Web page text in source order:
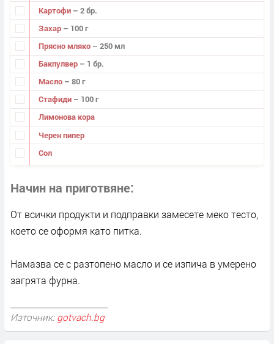
Картофи – 2 бр.
Захар – 100 г
Прясно мляко – 250 мл
Бакпулвер – 1 бр.
Масло – 80 г
Стафиди – 100 г
Лимонова кора
Черен пипер
Сол
Начин на приготвяне
От всички продукти и подправки замесете меко тесто,
което се оформя като питка.
Намазва се с разтопено масло и се изпича в умерено
загрята фурна.
Източник: gotvach.bg